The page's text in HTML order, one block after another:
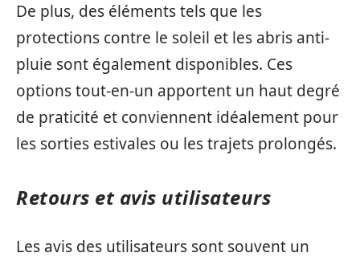
De plus, des éléments tels que les
protections contre le soleil et les abris anti-
pluie sont également disponibles. Ces
options tout-en-un apportent un haut degré
de praticité et conviennent idéalement pour
les sorties estivales ou les trajets prolongés.
Retours et avis utilisateurs
Les avis des utilisateurs sont souvent un